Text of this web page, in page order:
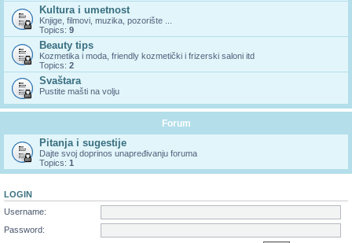
Kultura i umetnost
Knjige, filmovi, muzika, pozorište ...
Topics: 9
Beauty tips
Kozmetika i moda, friendly kozmetički i frizerski saloni itd
Topics: 2
Svaštara
Pustite mašti na volju
Forum
Pitanja i sugestije
Dajte svoj doprinos unapređivanju foruma
Topics: 1
LOGIN
Username:
Password: